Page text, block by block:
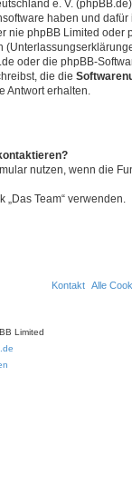
e. V.
haben und
phpBB Limited oder
oder die phpBB-
die die
Antwort erhalten.
nutzen, wenn die
Team“ verwenden.
Alle
Kontakt
Limited